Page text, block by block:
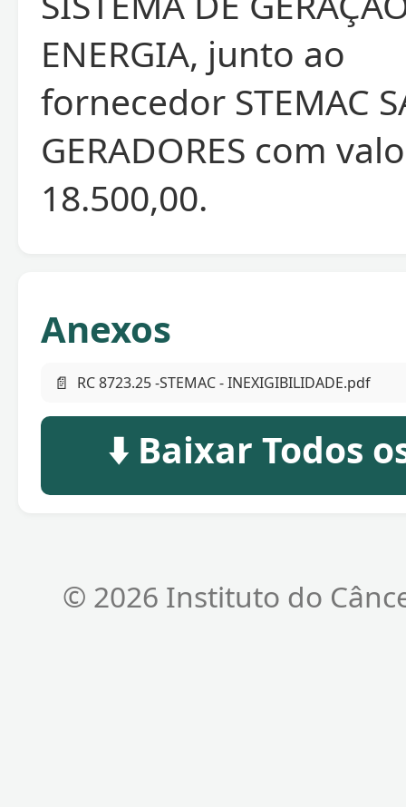
ENERGIA, junto ao
fornecedor STEMAC
GERADORES com
18.500,00.
Anexos
📄 RC 8723.25 -STEMAC - INEXIGIBILIDADE.pdf
⬇️ Baixar Todos
© 2026 Instituto do